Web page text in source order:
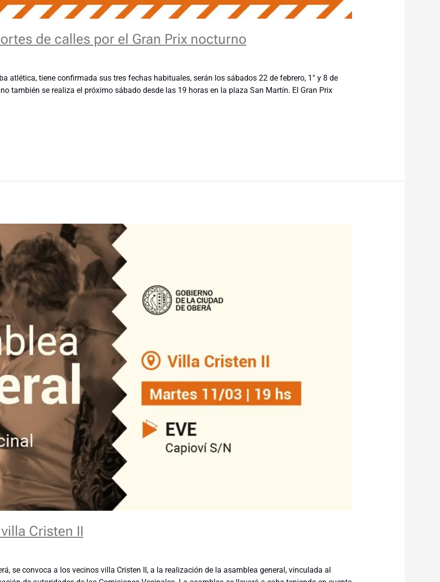
de calles por el Gran Prix nocturno
atlética, tiene confirmada sus tres fechas habituales, serán los sábados 22 de febrero, 1° y 8 de
también se realiza el próximo sábado desde las 19 horas en la plaza San Martín. El Gran Prix
Cristen II
se convoca a los vecinos villa Cristen II, a la realización de la asamblea general, vinculada al